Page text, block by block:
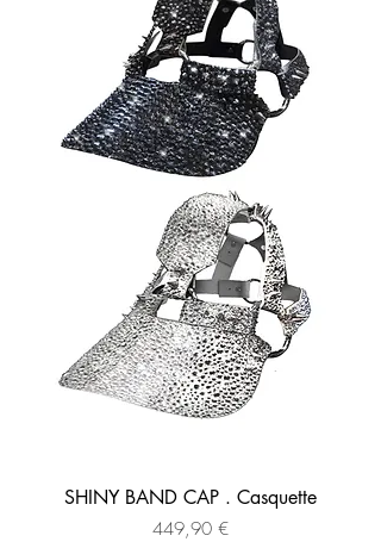
SHINY BAND CAP . Casquette
Prix
449,90 €